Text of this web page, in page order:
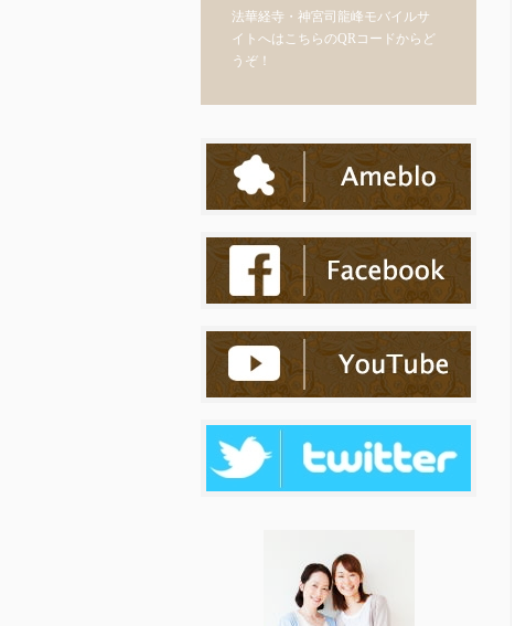
法華経寺・神宮司龍峰モバイルサ
イトへはこちらのQRコードからど
うぞ！